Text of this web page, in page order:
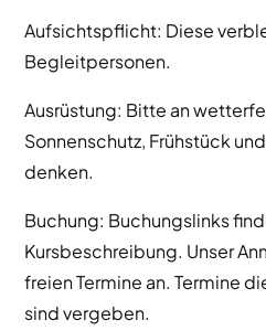
Aufsichtspflicht: Diese
Begleitpersonen.
Ausrüstung: Bitte an
Sonnenschutz, Frühstück
denken.
Buchung: Buchungslinks
Kursbeschreibung. Unser
freien Termine an. Termine
sind vergeben.